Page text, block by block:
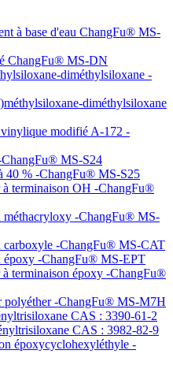
à base d'eau ChangFu® MS-
ChangFu® MS-DN
diméthylsiloxane -
diméthylsiloxane
modifié A-172 -
MS-S24
40 % -ChangFu® MS-S25
terminaison OH -ChangFu®
méthacryloxy -ChangFu® MS-
carboxyle -ChangFu® MS-CAT
époxy -ChangFu® MS-EPT
terminaison époxy -ChangFu®
polyéther -ChangFu® MS-M7H
CAS : 3390-61-2
CAS : 3982-82-9
époxycyclohexyléthyle -